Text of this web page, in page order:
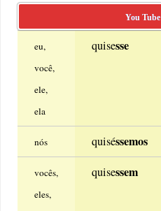
You Tube
eu,
você,
ele,
ela
quisesse
nós quiséssemos
vocês,
eles,
quisessem